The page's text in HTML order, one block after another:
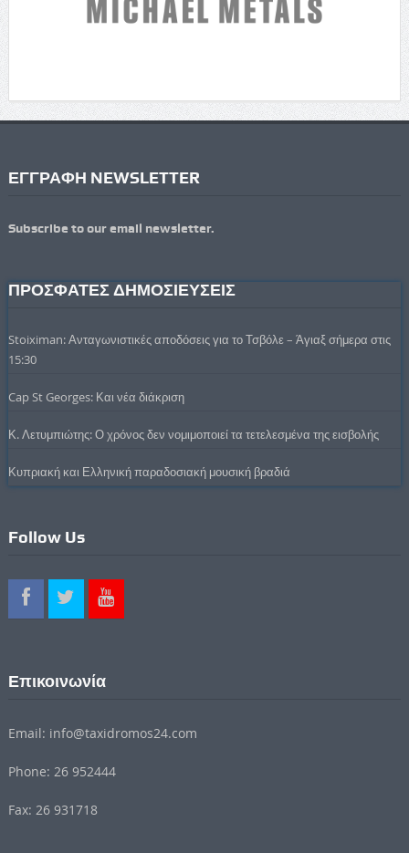
ΕΓΓΡΑΦΗ NEWSLETTER
Subscribe to our email newsletter.
ΠΡΟΣΦΑΤΕΣ ΔΗΜΟΣΙΕΥΣΕΙΣ
Stoiximan: Ανταγωνιστικές αποδόσεις για το Τσβόλε – Άγιαξ σήμερα στις
15:30
Cap St Georges: Και νέα διάκριση
Κ. Λετυμπιώτης: Ο χρόνος δεν νομιμοποιεί τα τετελεσμένα της εισβολής
Κυπριακή και Ελληνική παραδοσιακή μουσική βραδιά
Follow Us
Επικοινωνία
Email: info@taxidromos24.com
Phone: 26 952444
Fax: 26 931718